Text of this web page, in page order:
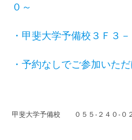
０～
・甲斐大学予備校３Ｆ３
・予約なしでご参加いただ
甲斐大学予備校 ０５５-２４０-０